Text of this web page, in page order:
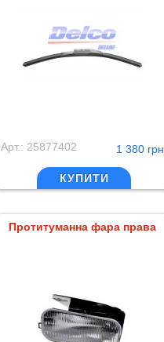
Арт.: 25877402 1 380 грн
КУПИТИ
Протитуманна фара права